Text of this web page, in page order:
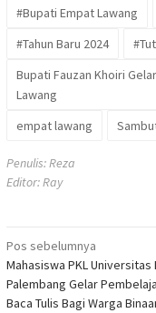
#Bupati Empat Lawang
#Tahun Baru 2024
Bupati Fauzan Khoiri
Lawang
empat lawang
Penulis: Reza
Editor: Ray
Navigasi
pos
Pos sebelumnya
Mahasiswa PKL Universitas
Palembang Gelar
Baca Tulis Bagi Warga